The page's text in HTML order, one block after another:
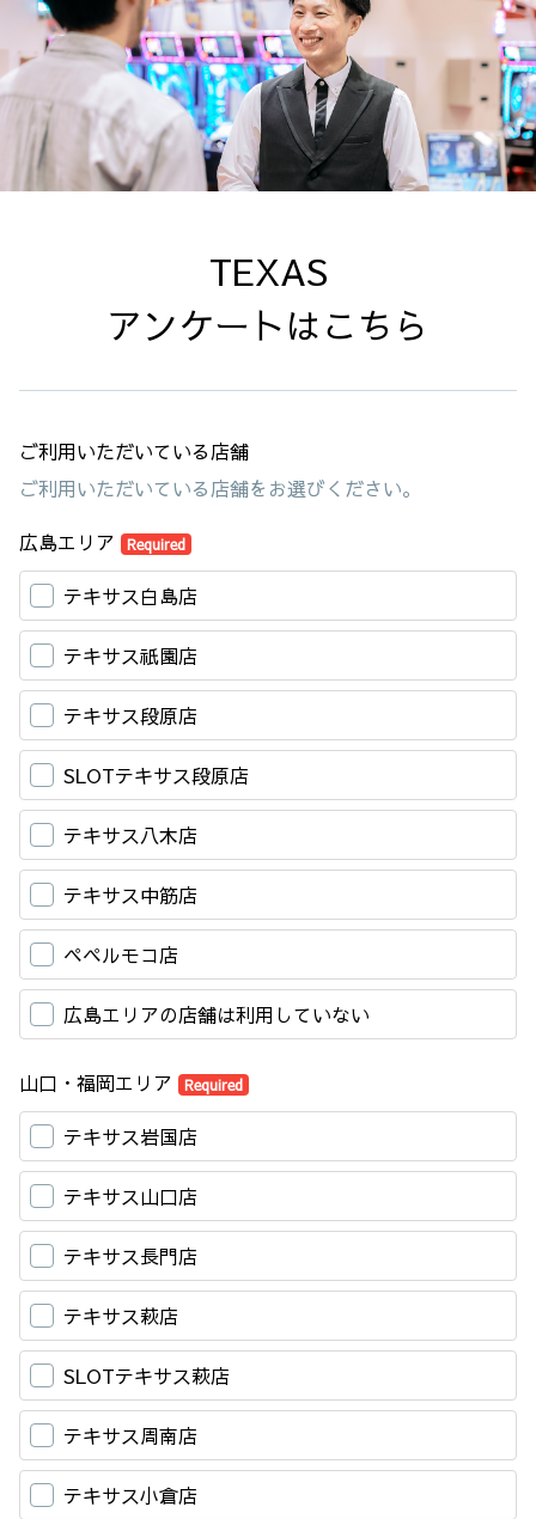
TEXAS
アンケートはこちら
ご利用いただいている店舗
ご利用いただいている店舗をお選びください。
広島エリア Required
テキサス白島店
テキサス祇園店
テキサス段原店
SLOTテキサス段原店
テキサス八木店
テキサス中筋店
ペペルモコ店
広島エリアの店舗は利用していない
山口・福岡エリア Required
テキサス岩国店
テキサス山口店
テキサス長門店
テキサス萩店
SLOTテキサス萩店
テキサス周南店
テキサス小倉店